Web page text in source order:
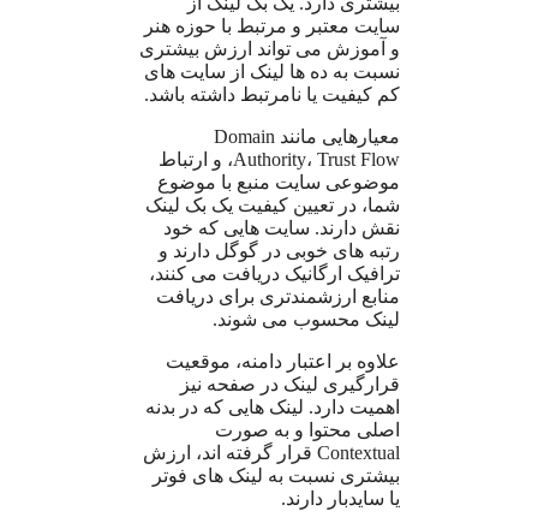
سایت معتبر و مرتبط با حوزه هنر
و آموزش می تواند ارزش بیشتری
نسبت به ده ها لینک از سایت های
کم کیفیت یا نامرتبط داشته باشد.
معیارهایی مانند Domain
Authority، Trust Flow، و ارتباط
موضوعی سایت منبع با موضوع
شما، در تعیین کیفیت یک بک لینک
نقش دارند. سایت هایی که خود
رتبه های خوبی در گوگل دارند و
ترافیک ارگانیک دریافت می کنند،
منابع ارزشمندتری برای دریافت
لینک محسوب می شوند.
علاوه بر اعتبار دامنه، موقعیت
قرارگیری لینک در صفحه نیز
اهمیت دارد. لینک هایی که در بدنه
اصلی محتوا و به صورت
Contextual قرار گرفته اند، ارزش
بیشتری نسبت به لینک های فوتر
یا سایدبار دارند.